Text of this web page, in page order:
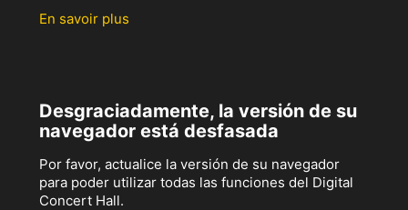
En savoir plus
Desgraciadamente, la versión de su
navegador está desfasada
Por favor, actualice la versión de su navegador
para poder utilizar todas las funciones del Digital
Concert Hall.